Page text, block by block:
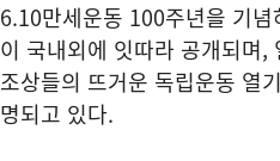
6.10만세운동 100주년을 기
이 국내외에 잇따라 공개되며,
조상들의 뜨거운 독립운동 열
명되고 있다.